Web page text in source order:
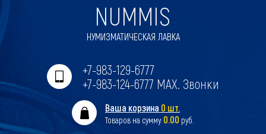
NUMMIS
НУМИЗМАТИЧЕСКАЯ ЛАВКА
+7-983-129-6777
+7-983-124-6777 MAX. Звонки
Ваша корзина 0 шт.
Товаров на сумму: 0.00 руб.